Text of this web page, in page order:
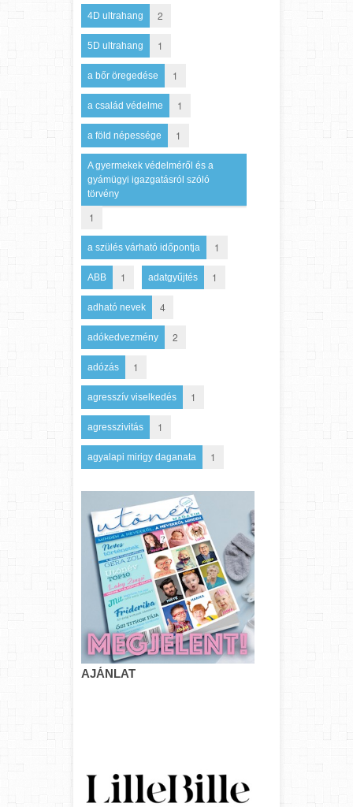
4D ultrahang 2
5D ultrahang 1
a bőr öregedése 1
a család védelme 1
a föld népessége 1
A gyermekek védelméről és a
gyámügyi igazgatásról szóló
törvény
1
a szülés várható időpontja 1
ABB 1 adatgyűjtés 1
adható nevek 4
adókedvezmény 2
adózás 1
agresszív viselkedés 1
agresszivitás 1
agyalapi mirigy daganata 1
AJÁNLAT